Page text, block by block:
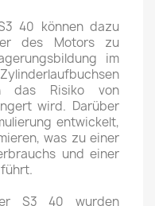
40 können dazu
des Motors zu
im
das Risiko von
wird. Darüber
entwickelt,
was zu einer
und einer
S3 40 wurden